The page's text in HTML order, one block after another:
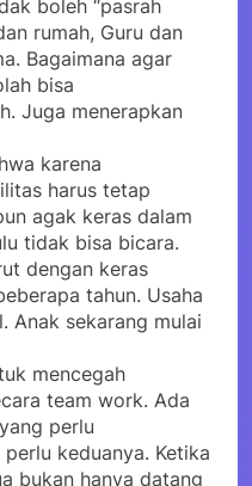
boleh “pasrah
rumah, Guru dan
Bagaimana agar
bisa
Juga menerapkan
karena
harus tetap
agak keras dalam
tidak bisa bicara.
dengan keras
tahun. Usaha
Anak sekarang mulai
mencegah
team work. Ada
perlu
keduanya. Ketika
bukan hanya datang